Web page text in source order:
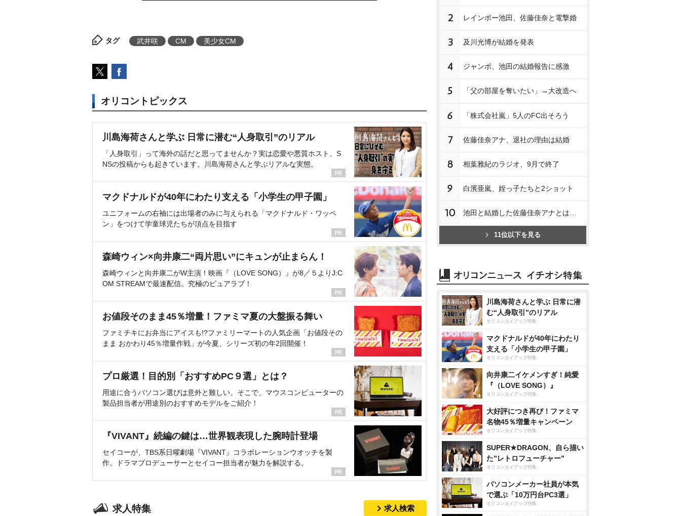
タグ 武井咲 CM 美少女CM
オリコントピックス
川島海荷さんと学ぶ 日常に潜む“人身取引”のリアル
「人身取引」って海外の話だと思ってませんか？実は恋愛や悪質ホスト、S
NSの投稿からも起きています。川島海荷さんと学ぶリアルな実態。
マクドナルドが40年にわたり支える「小学生の甲子園」
ユニフォームの右袖には出場者のみに与えられる「マクドナルド・ワッペ
ン」をつけて学童球児たちが頂点を目指す
森崎ウィン×向井康二“両片思い”にキュンが止まらん！
森崎ウィンと向井康二がW主演！映画『（LOVE SONG）』が8／５よりJ:C
OM STREAMで最速配信。究極のピュアラブ！
お値段そのまま45％増量！ファミマ夏の大盤振る舞い
ファミチキにお弁当にアイスも!?ファミリーマートの人気企画「お値段その
まま おかわり45％増量作戦」が今夏、シリーズ初の年2回開催！
プロ厳選！目的別「おすすめPC９選」とは？
用途に合うパソコン選びは意外と難しい。そこで、マウスコンピューターの
製品担当者が用途別のおすすめモデルをご紹介！
『VIVANT』続編の鍵は…世界観表現した腕時計登場
セイコーが、TBS系日曜劇場『VIVANT』コラボレーションウオッチを製
作。ドラマプロデューサーとセイコー担当者が魅力を解説する。
求人特集 求人検索
2 レインボー池田、佐藤佳奈と電撃婚
3 及川光博が結婚を発表
4 ジャンボ、池田の結婚報告に感激
5 「父の部屋を奪いたい」→大改造へ
6 「株式会社嵐」5人のFC出そろう
7 佐藤佳奈アナ、退社の理由は結婚
8 相葉雅紀のラジオ、9月で終了
9 白濱亜嵐、姪っ子たちと2ショット
10 池田と結婚した佐藤佳奈アナとは…
11位以下を見る
川島海荷さんと学ぶ 日常に潜
む“人身取引”のリアル
オリコンタイアップ特集
マクドナルドが40年にわたり
支える「小学生の甲子園」
オリコンタイアップ特集
向井康二イケメンすぎ！純愛
『（LOVE SONG）』
オリコンタイアップ特集
大好評につき再び！ファミマ
名物45％増量キャンペーン
オリコンタイアップ特集
SUPER★DRAGON、自ら描い
た”レトロフューチャー”
オリコンタイアップ特集
パソコンメーカー社員が本気
で選ぶ「10万円台PC3選」
オリコンタイアップ特集